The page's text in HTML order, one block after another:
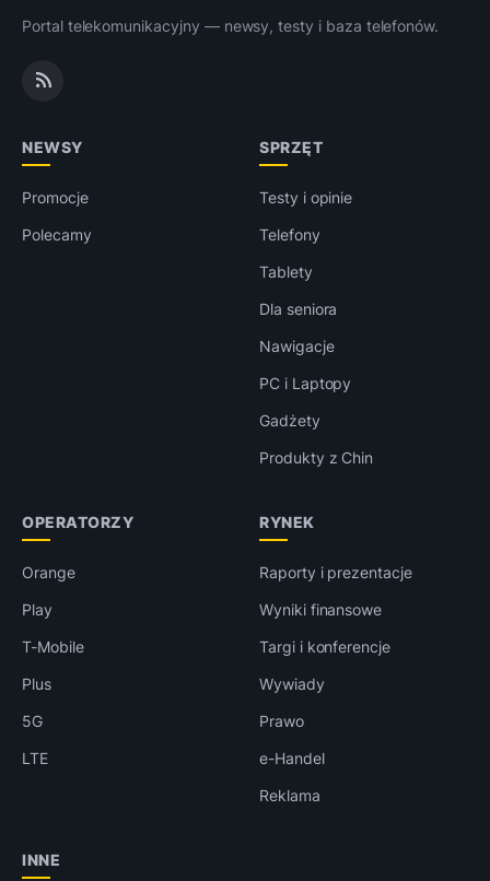
Portal telekomunikacyjny — newsy, testy i baza telefonów.
NEWSY
Promocje
Polecamy
SPRZĘT
Testy i opinie
Telefony
Tablety
Dla seniora
Nawigacje
PC i Laptopy
Gadżety
Produkty z Chin
OPERATORZY
Orange
Play
T-Mobile
Plus
5G
LTE
RYNEK
Raporty i prezentacje
Wyniki finansowe
Targi i konferencje
Wywiady
Prawo
e-Handel
Reklama
INNE